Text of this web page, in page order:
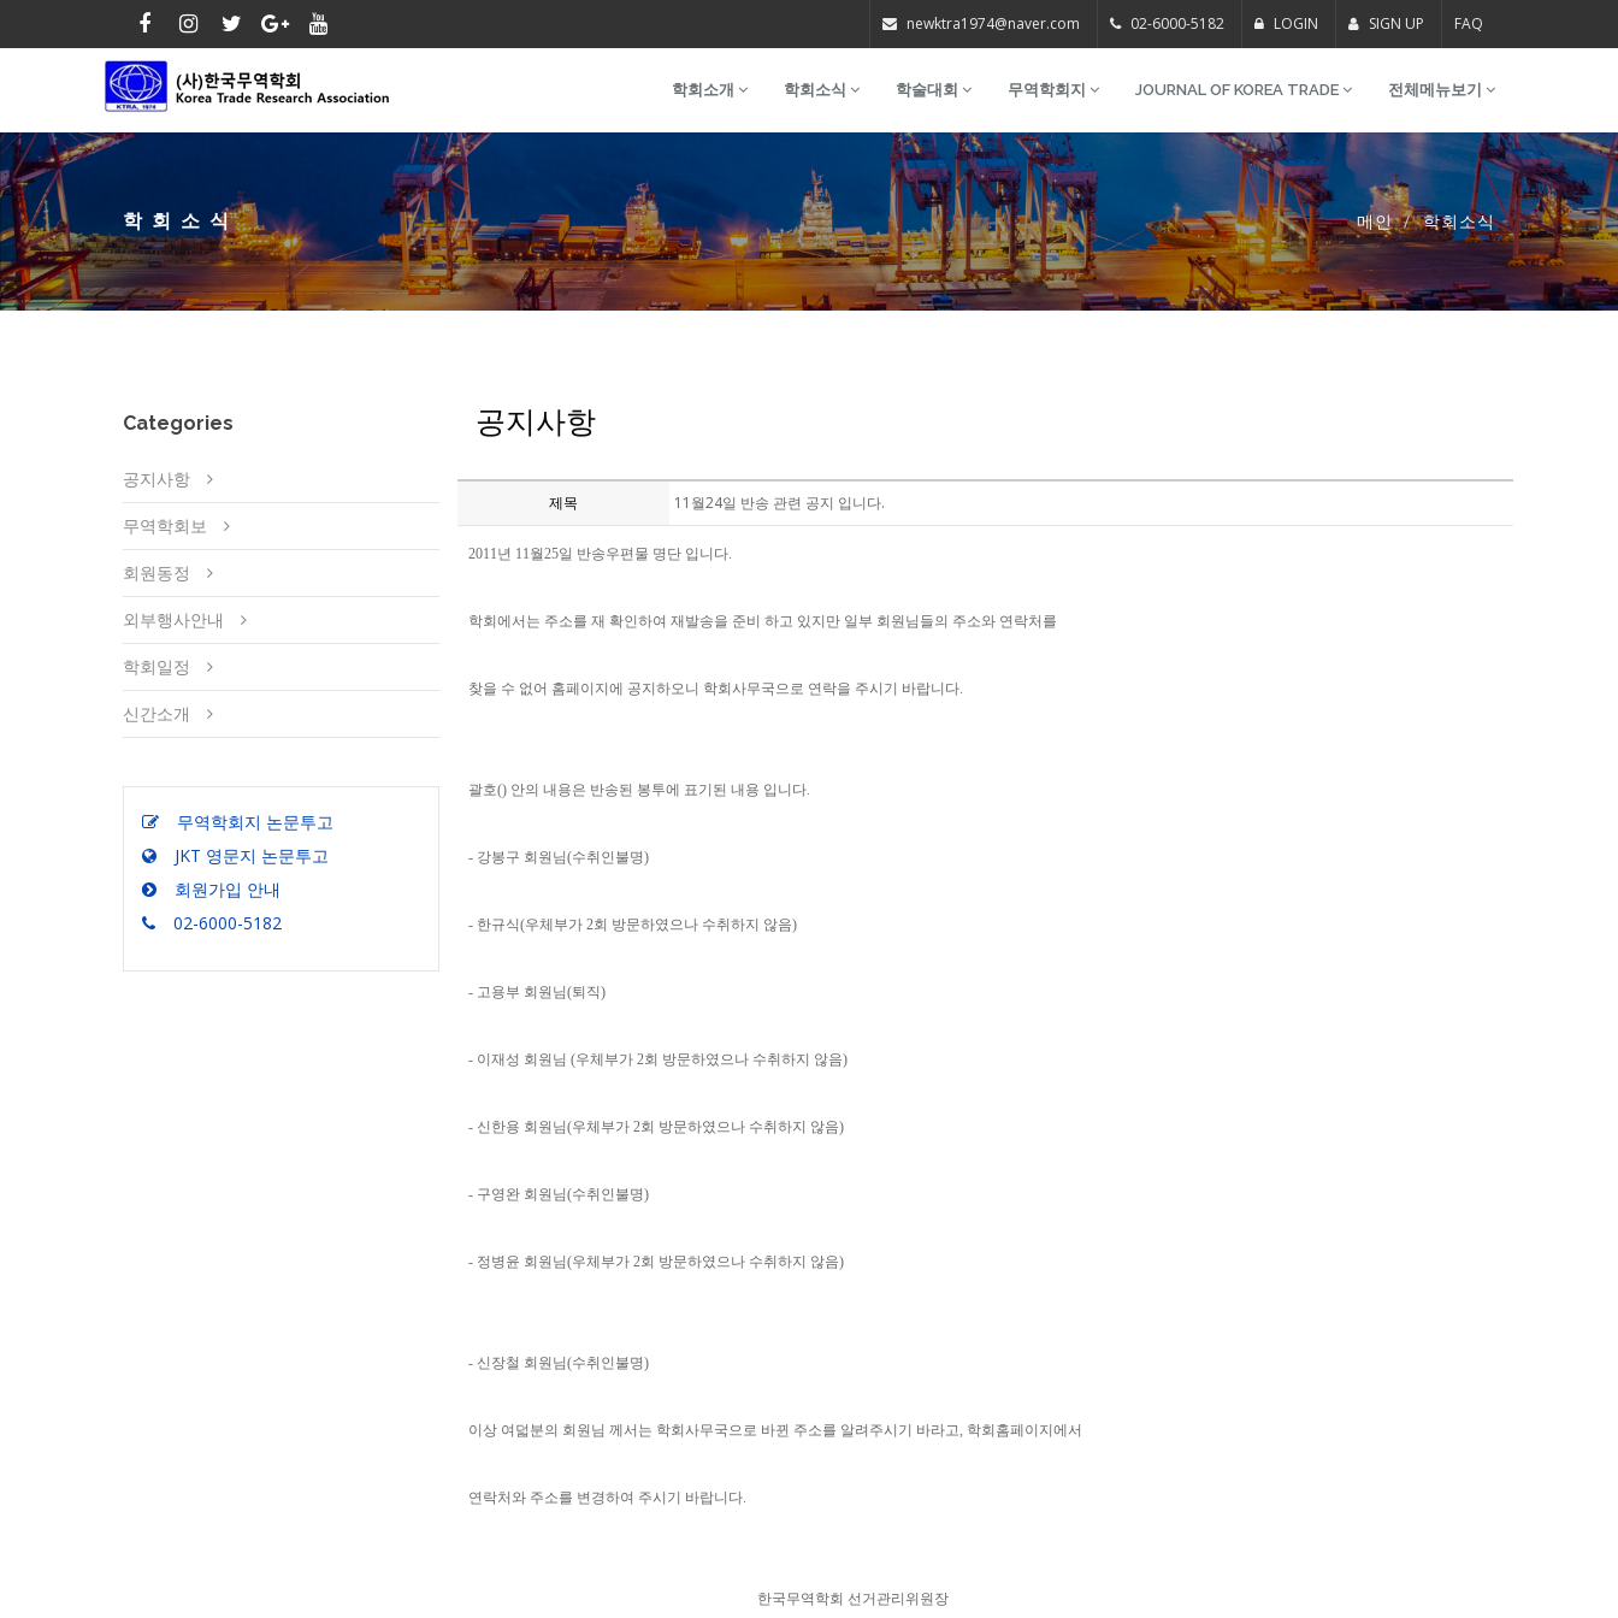
newktra1974@naver.com 02-6000-5182 LOGIN SIGN UP FAQ
학회소개 학회소식 학술대회 무역학회지 JOURNAL OF KOREA TRADE 전체메뉴보기
학회소식 메인 학회소식
Categories
공지사항
무역학회보
회원동정
외부행사안내
학회일정
신간소개
무역학회지 논문투고
JKT 영문지 논문투고
회원가입 안내
02-6000-5182
공지사항
제목 11월24일 반송 관련 공지 입니다.
2011년 11월25일 반송우편물 명단 입니다.
학회에서는 주소를 재 확인하여 재발송을 준비 하고 있지만 일부 회원님들의 주소와 연락처를
찾을 수 없어 홈페이지에 공지하오니 학회사무국으로 연락을 주시기 바랍니다.
괄호() 안의 내용은 반송된 봉투에 표기된 내용 입니다.
- 강봉구 회원님(수취인불명)
- 한규식(우체부가 2회 방문하였으나 수취하지 않음)
- 고용부 회원님(퇴직)
- 이재성 회원님 (우체부가 2회 방문하였으나 수취하지 않음)
- 신한용 회원님(우체부가 2회 방문하였으나 수취하지 않음)
- 구영완 회원님(수취인불명)
- 정병윤 회원님(우체부가 2회 방문하였으나 수취하지 않음)
- 신장철 회원님(수취인불명)
이상 여덟분의 회원님 께서는 학회사무국으로 바뀐 주소를 알려주시기 바라고, 학회홈페이지에서
연락처와 주소를 변경하여 주시기 바랍니다.
한국무역학회 선거관리위원장